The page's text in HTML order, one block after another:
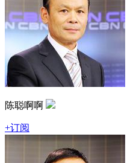
陈聪啊啊
+订阅